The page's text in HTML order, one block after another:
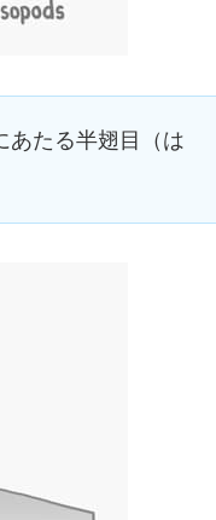
あたる半翅目（は